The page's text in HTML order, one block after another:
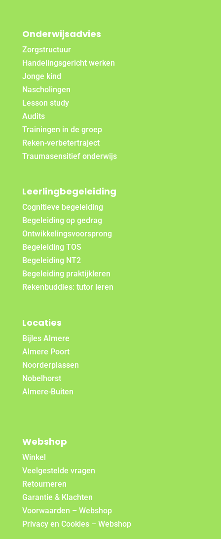
Onderwijsadvies
Zorgstructuur
Handelingsgericht werken
Jonge kind
Nascholingen
Lesson study
Audits
Trainingen in de groep
Reken-verbetertraject
Traumasensitief onderwijs
Leerlingbegeleiding
Cognitieve begeleiding
Begeleiding op gedrag
Ontwikkelingsvoorsprong
Begeleiding TOS
Begeleiding NT2
Begeleiding praktijkleren
Rekenbuddies: tutor leren
Locaties
Bijles Almere
Almere Poort
Noorderplassen
Nobelhorst
Almere-Buiten
Webshop
Winkel
Veelgestelde vragen
Retourneren
Garantie & Klachten
Voorwaarden – Webshop
Privacy en Cookies – Webshop